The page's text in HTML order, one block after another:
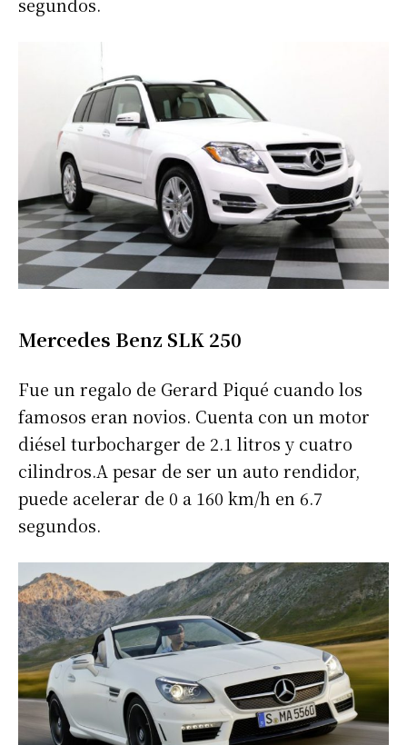
Mercedes Benz SLK 250
Fue un regalo de Gerard Piqué cuando los
famosos eran novios. Cuenta con un motor
diésel turbocharger de 2.1 litros y cuatro
cilindros.A pesar de ser un auto rendidor,
puede acelerar de 0 a 160 km/h en 6.7
segundos.